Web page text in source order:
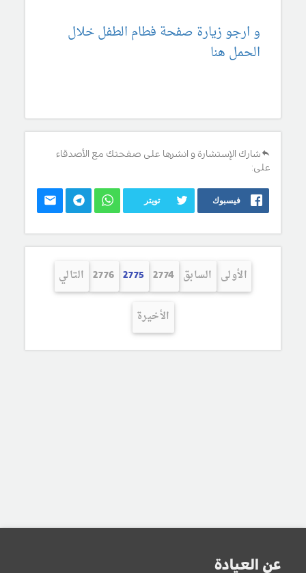
و ارجو زيارة صفحة فطام الطفل خلال
الحمل هنا
شارك الإستشارة و انشرها على صفحتك مع الأصدقاء
على:
فيسبوك تويتر
الأولى السابق 2774
2775
2776 التالي
الأخيرة
عن العيادة